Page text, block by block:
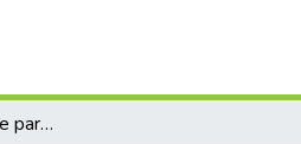
MI32 Ingénierie dirigée par les modèles pour le pilotage des organisations publiques